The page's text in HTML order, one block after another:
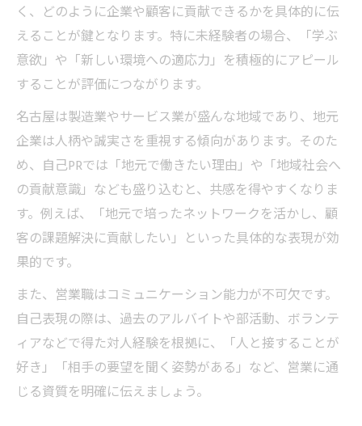
く、どのように企業や顧客に貢献できるかを具体的に伝
えることが鍵となります。特に未経験者の場合、「学ぶ
意欲」や「新しい環境への適応力」を積極的にアピール
することが評価につながります。
名古屋は製造業やサービス業が盛んな地域であり、地元
企業は人柄や誠実さを重視する傾向があります。そのた
め、自己PRでは「地元で働きたい理由」や「地域社会へ
の貢献意識」なども盛り込むと、共感を得やすくなりま
す。例えば、「地元で培ったネットワークを活かし、顧
客の課題解決に貢献したい」といった具体的な表現が効
果的です。
また、営業職はコミュニケーション能力が不可欠です。
自己表現の際は、過去のアルバイトや部活動、ボランテ
ィアなどで得た対人経験を根拠に、「人と接することが
好き」「相手の要望を聞く姿勢がある」など、営業に通
じる資質を明確に伝えましょう。